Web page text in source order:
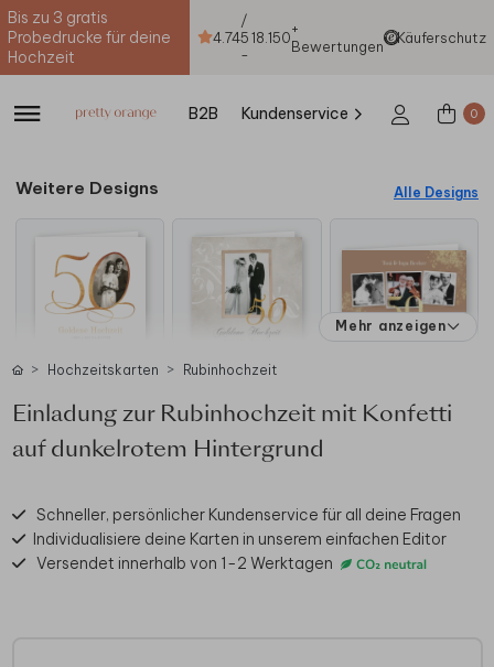
Bis zu 3 gratis
Probedrucke für deine
Hochzeit
4.74
/
5
-
18.150+
Bewertungen
Käuferschutz
B2B Kundenservice 0
Weitere Designs Alle Designs
Mehr anzeigen
Hochzeitskarten Rubinhochzeit
Einladung zur Rubinhochzeit mit Konfetti
auf dunkelrotem Hintergrund
Schneller, persönlicher Kundenservice für all deine Fragen
Individualisiere deine Karten in unserem einfachen Editor
Versendet innerhalb von 1-2 Werktagen